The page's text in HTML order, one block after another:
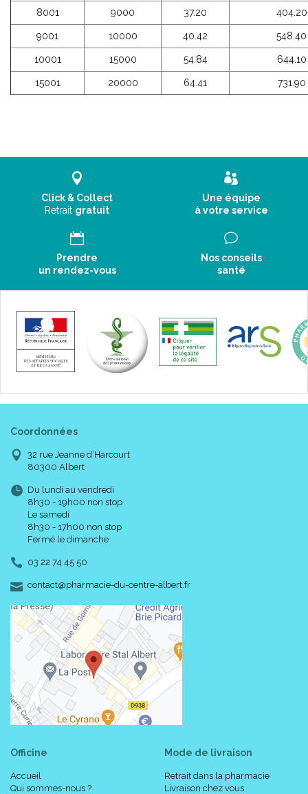
8001 9000 37.20 404.20
9001 10000 40.42 548.40
10001 15000 54.84 644.10
15001 20000 64.41 731.90
Click & Collect
Retrait gratuit
Une équipe
à votre service
Prendre
un rendez-vous
Nos conseils
santé
Coordonnées
32 rue Jeanne d’Harcourt
80300 Albert
Du lundi au vendredi
8h30 - 19h00 non stop
Le samedi
8h30 - 17h00 non stop
Fermé le dimanche
03 22 74 45 50
contact-
@-
pharmacie-du-centre-albert.fr
Officine
Accueil
Qui sommes-nous ?
Mode de livraison
Retrait dans la pharmacie
Livraison chez vous